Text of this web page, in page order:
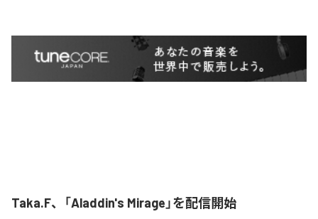
Taka.F、「Aladdin's Mirage」を配信開始